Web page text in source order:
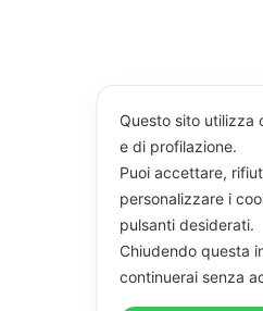
Questo sito utilizza
e di profilazione.
Puoi accettare,
personalizzare i
pulsanti desiderati.
Chiudendo questa
continuerai senza